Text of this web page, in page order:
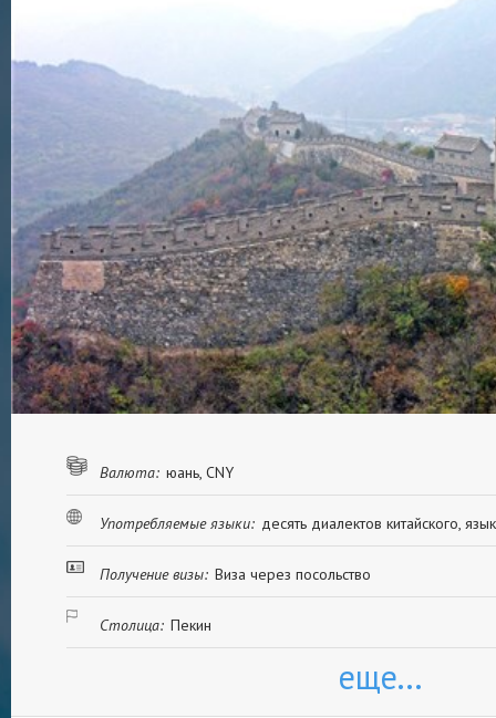
Валюта: юань, CNY
Употребляемые языки: десять диалектов китайского,
Получение визы: Виза через посольство
Столица: Пекин
еще...